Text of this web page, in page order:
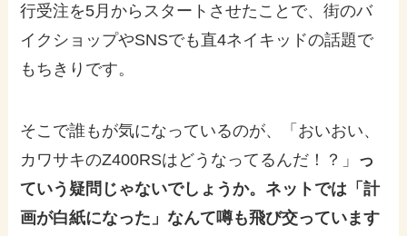
行受注を5月からスタートさせたことで、街のバ
イクショップやSNSでも直4ネイキッドの話題で
もちきりです。
そこで誰もが気になっているのが、「おいおい、
カワサキのZ400RSはどうなってるんだ！？」 っ
ていう疑問じゃないでしょうか。ネットでは「計
画が白紙になった」なんて噂も飛び交っています